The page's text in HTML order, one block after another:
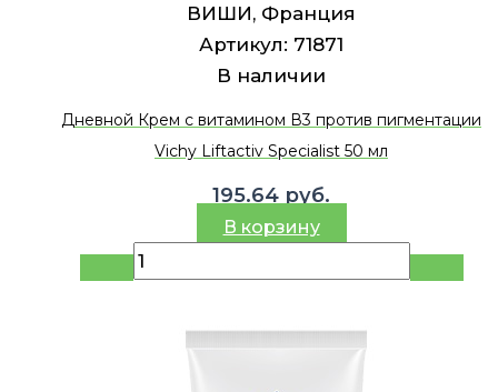
ВИШИ, Франция
Артикул: 71871
В наличии
Дневной Крем с витамином В3 против пигментации
Vichy Liftactiv Specialist 50 мл
195.64 руб.
В корзину